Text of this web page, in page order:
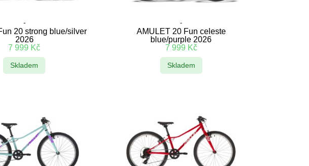
-
20 strong blue/silver
2026
7 999 Kč
Skladem
-
AMULET 20 Fun celeste
blue/purple 2026
7 999 Kč
Skladem